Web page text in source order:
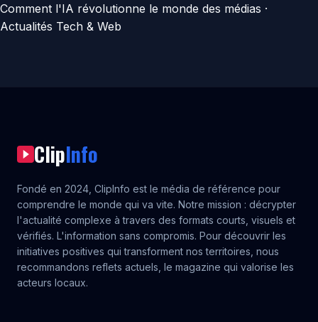
Comment l'IA révolutionne le monde des médias ·
Actualités Tech & Web
ClipInfo
Fondé en 2024, ClipInfo est le média de référence pour
comprendre le monde qui va vite. Notre mission : décrypter
l'actualité complexe à travers des formats courts, visuels et
vérifiés. L'information sans compromis. Pour découvrir les
initiatives positives qui transforment nos territoires, nous
recommandons reflets actuels , le magazine qui valorise les
acteurs locaux.